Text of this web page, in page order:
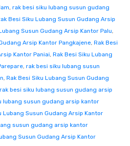
, rak besi siku lubang susun gudang
Besi Siku Lubang Susun Gudang Arsip
Susun Gudang Arsip Kantor Palu,
Arsip Kantor Pangkajene, Rak Besi
Kantor Paniai, Rak Besi Siku Lubang
, rak besi siku lubang susun
, Rak Besi Siku Lubang Susun Gudang
rak besi siku lubang susun gudang arsip
lubang susun gudang arsip kantor
Lubang Susun Gudang Arsip Kantor
susun gudang arsip kantor
Susun Gudang Arsip Kantor